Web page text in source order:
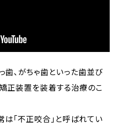
歯、がちゃ歯といった歯並び
正装置を装着する治療のこ
「不正咬合」と呼ばれてい